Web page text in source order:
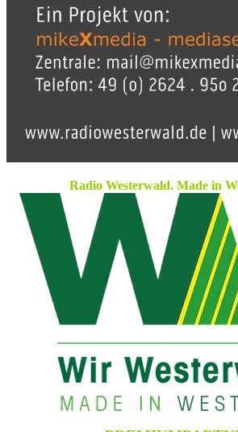
Radio Westerwald. Made in